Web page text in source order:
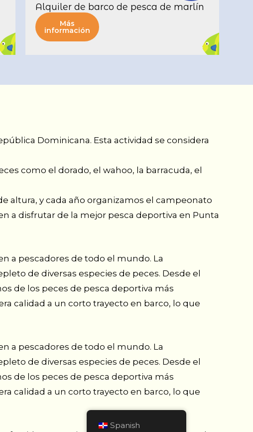
Alquiler de barco de pesca de marlín
Más
información
Dominicana. Esta actividad se considera
como el dorado, el wahoo, la barracuda, el
altura, y cada año organizamos el campeonato
a disfrutar de la mejor pesca deportiva en Punta
a pescadores de todo el mundo. La
de diversas especies de peces. Desde el
de los peces de pesca deportiva más
calidad a un corto trayecto en barco, lo que
a pescadores de todo el mundo. La
de diversas especies de peces. Desde el
de los peces de pesca deportiva más
calidad a un corto trayecto en barco, lo que
Spanish